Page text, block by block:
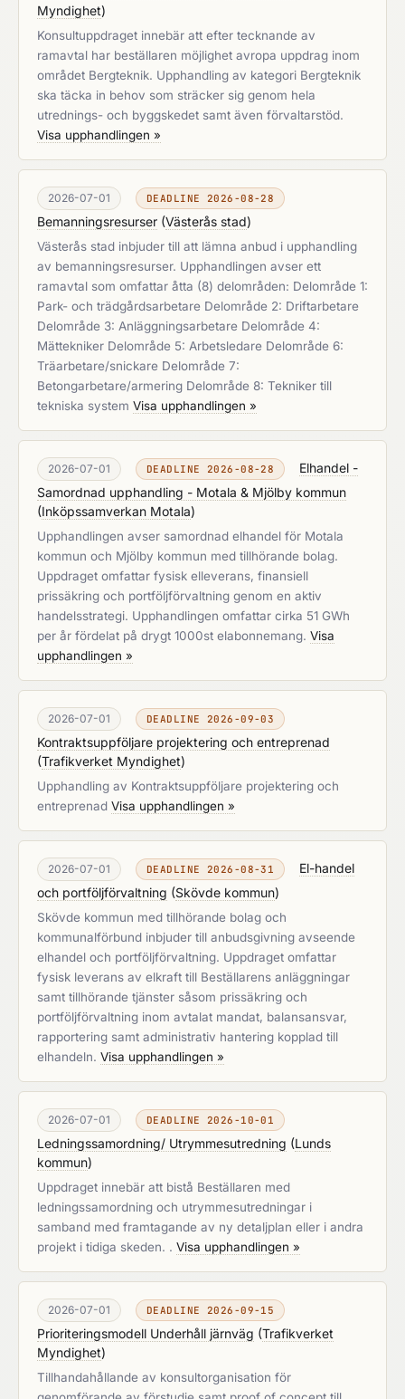
Myndighet)
Konsultuppdraget innebär att efter tecknande av
ramavtal har beställaren möjlighet avropa uppdrag inom
området Bergteknik. Upphandling av kategori Bergteknik
ska täcka in behov som sträcker sig genom hela
utrednings- och byggskedet samt även förvaltarstöd.
Visa upphandlingen »
2026-07-01 DEADLINE 2026-08-28
Bemanningsresurser (Västerås stad)
Västerås stad inbjuder till att lämna anbud i upphandling
av bemanningsresurser. Upphandlingen avser ett
ramavtal som omfattar åtta (8) delområden: Delområde 1:
Park- och trädgårdsarbetare Delområde 2: Driftarbetare
Delområde 3: Anläggningsarbetare Delområde 4:
Mättekniker Delområde 5: Arbetsledare Delområde 6:
Träarbetare/snickare Delområde 7:
Betongarbetare/armering Delområde 8: Tekniker till
tekniska system Visa upphandlingen »
2026-07-01 DEADLINE 2026-08-28
Elhandel -
Samordnad upphandling - Motala & Mjölby kommun
(Inköpssamverkan Motala)
Upphandlingen avser samordnad elhandel för Motala
kommun och Mjölby kommun med tillhörande bolag.
Uppdraget omfattar fysisk elleverans, finansiell
prissäkring och portföljförvaltning genom en aktiv
handelsstrategi. Upphandlingen omfattar cirka 51 GWh
per år fördelat på drygt 1000st elabonnemang. Visa
upphandlingen »
2026-07-01 DEADLINE 2026-09-03
Kontraktsuppföljare projektering och entreprenad
(Trafikverket Myndighet)
Upphandling av Kontraktsuppföljare projektering och
entreprenad Visa upphandlingen »
2026-07-01 DEADLINE 2026-08-31
El-handel
och portföljförvaltning (Skövde kommun)
Skövde kommun med tillhörande bolag och
kommunalförbund inbjuder till anbudsgivning avseende
elhandel och portföljförvaltning. Uppdraget omfattar
fysisk leverans av elkraft till Beställarens anläggningar
samt tillhörande tjänster såsom prissäkring och
portföljförvaltning inom avtalat mandat, balansansvar,
rapportering samt administrativ hantering kopplad till
elhandeln. Visa upphandlingen »
2026-07-01 DEADLINE 2026-10-01
Ledningssamordning/ Utrymmesutredning (Lunds
kommun)
Uppdraget innebär att bistå Beställaren med
ledningssamordning och utrymmesutredningar i
samband med framtagande av ny detaljplan eller i andra
projekt i tidiga skeden. . Visa upphandlingen »
2026-07-01 DEADLINE 2026-09-15
Prioriteringsmodell Underhåll järnväg (Trafikverket
Myndighet)
Tillhandahållande av konsultorganisation för